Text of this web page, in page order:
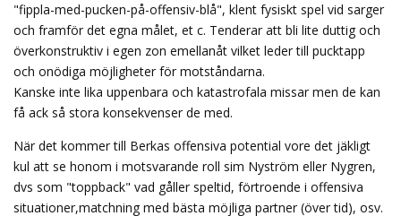
"fippla-med-pucken-på-offensiv-blå", klent fysiskt spel vid sarger
och framför det egna målet, et c. Tenderar att bli lite duttig och
överkonstruktiv i egen zon emellanåt vilket leder till pucktapp
och onödiga möjligheter för motståndarna.
Kanske inte lika uppenbara och katastrofala missar men de kan
få ack så stora konsekvenser de med.
När det kommer till Berkas offensiva potential vore det jäkligt
kul att se honom i motsvarande roll sim Nyström eller Nygren,
dvs som "toppback" vad gåller speltid, förtroende i offensiva
situationer,matchning med bästa möjliga partner (över tid), osv.